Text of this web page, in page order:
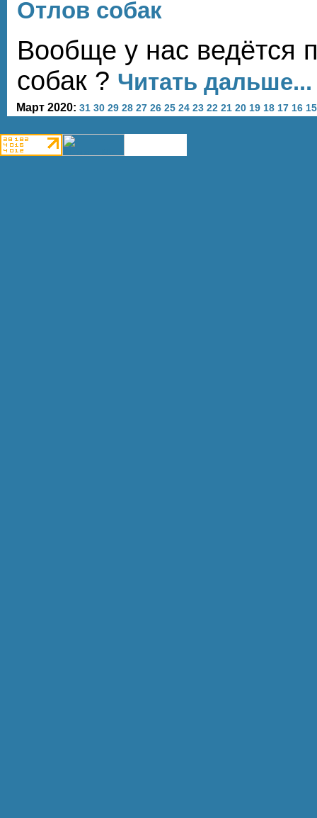
Отлов собак
Вообще у нас ведётся
собак ? Читать дальше...
Март 2020: 31 30 29 28 27 26 25 24 23 22 21 20 19 18 17 16 15